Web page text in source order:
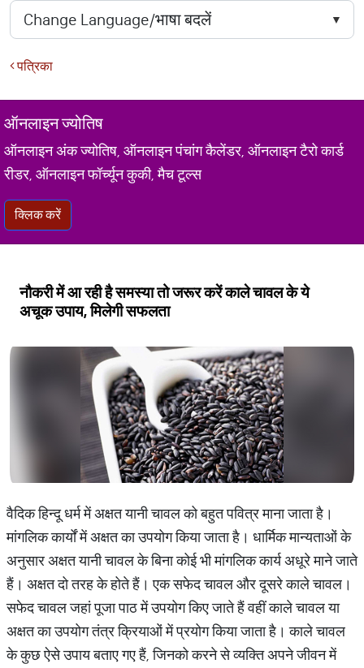
पत्रिका
ऑनलाइन ज्योतिष
ऑनलाइन अंक ज्योतिष, ऑनलाइन पंचांग कैलेंडर, ऑनलाइन टैरो कार्ड
रीडर, ऑनलाइन फॉर्च्यून कुकी, मैच टूल्स
क्लिक करें
नौकरी में आ रही है समस्या तो जरूर करें काले चावल के ये
अचूक उपाय, मिलेगी सफलता
वैदिक हिन्दू धर्म में अक्षत यानी चावल को बहुत पवित्र माना जाता है।
मांगलिक कार्यों में अक्षत का उपयोग किया जाता है। धार्मिक मान्यताओं के
अनुसार अक्षत यानी चावल के बिना कोई भी मांगलिक कार्य अधूरे माने जाते
हैं। अक्षत दो तरह के होते हैं। एक सफेद चावल और दूसरे काले चावल।
सफेद चावल जहां पूजा पाठ में उपयोग किए जाते हैं वहीं काले चावल या
अक्षत का उपयोग तंत्र क्रियाओं में प्रयोग किया जाता है। काले चावल
के कुछ ऐसे उपाय बताए गए हैं, जिनको करने से व्यक्ति अपने जीवन में